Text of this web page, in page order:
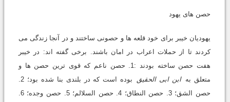
حصن های یهود
یهودیان خیبر برای خود قلعه ها و حصونی ساختند و در آنجا زندگی می
کردند تا از حملات اعراب در امان باشند. برخی گفته اند: در خیبر
هفت حصن ساخته بودند :1. حصن ناعم که قوی ترین حصن ها و
متعلق به ابن ابی الحقیق